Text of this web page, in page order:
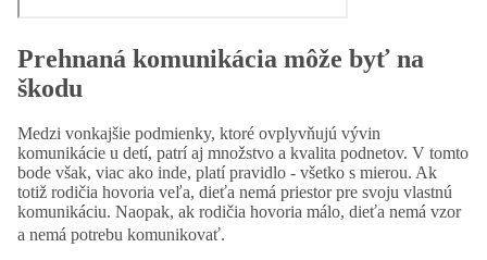
Prehnaná komunikácia môže byť na
škodu
Medzi vonkajšie podmienky, ktoré ovplyvňujú vývin
komunikácie u detí, patrí aj množstvo a kvalita podnetov. V tomto
bode však, viac ako inde, platí pravidlo - všetko s mierou. Ak
totiž rodičia hovoria veľa, dieťa nemá priestor pre svoju vlastnú
komunikáciu. Naopak, ak rodičia hovoria málo, dieťa nemá vzor
a nemá potrebu komunikovať.